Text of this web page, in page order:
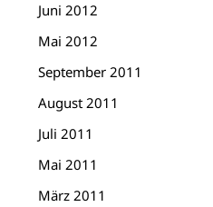
Juni 2012
Mai 2012
September 2011
August 2011
Juli 2011
Mai 2011
März 2011